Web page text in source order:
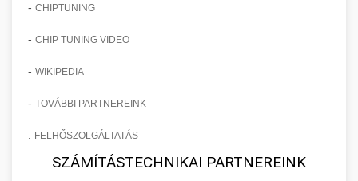
- CHIPTUNING
- CHIP TUNING VIDEO
- WIKIPEDIA
- TOVÁBBI PARTNEREINK
FELHŐSZOLGÁLTATÁS
SZÁMÍTÁSTECHNIKAI PARTNEREINK